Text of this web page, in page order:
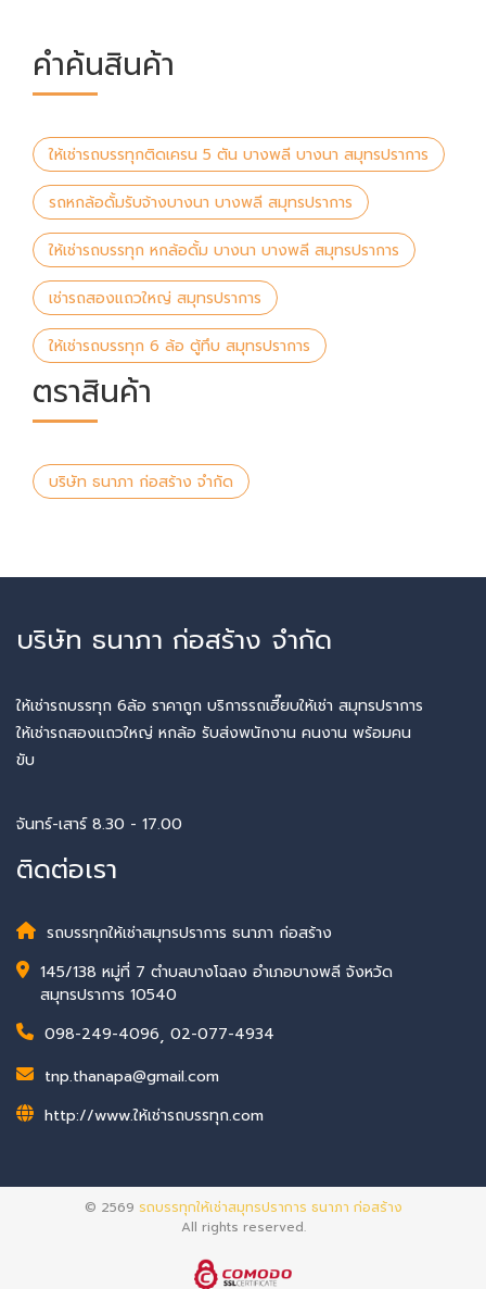
คำค้นสินค้า
ให้เช่ารถบรรทุกติดเครน 5 ตัน บางพลี บางนา สมุทรปราการ
รถหกล้อดั้มรับจ้างบางนา บางพลี สมุทรปราการ
ให้เช่ารถบรรทุก หกล้อดั้ม บางนา บางพลี สมุทรปราการ
เช่ารถสองแถวใหญ่ สมุทรปราการ
ให้เช่ารถบรรทุก 6 ล้อ ตู้ทึบ สมุทรปราการ
ตราสินค้า
บริษัท ธนาภา ก่อสร้าง จำกัด
บริษัท ธนาภา ก่อสร้าง จำกัด
ให้เช่ารถบรรทุก 6ล้อ ราคาถูก บริการรถเฮี๊ยบให้เช่า สมุทรปราการ
ให้เช่ารถสองแถวใหญ่ หกล้อ รับส่งพนักงาน คนงาน พร้อมคน
ขับ
จันทร์-เสาร์ 8.30 - 17.00
ติดต่อเรา
รถบรรทุกให้เช่าสมุทรปราการ ธนาภา ก่อสร้าง
145/138 หมู่ที่ 7 ตำบลบางโฉลง อำเภอบางพลี จังหวัด
สมุทรปราการ 10540
098-249-4096, 02-077-4934
tnp.thanapa@gmail.com
http://www.ให้เช่ารถบรรทุก.com
© 2569 รถบรรทุกให้เช่าสมุทรปราการ ธนาภา ก่อสร้าง
All rights reserved.